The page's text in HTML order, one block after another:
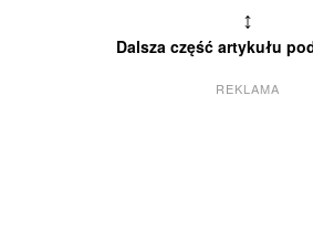
↕
Dalsza część artykułu
REKLAMA